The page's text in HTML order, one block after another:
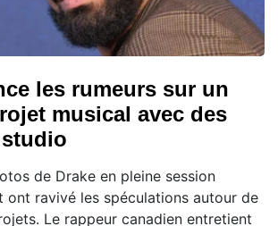
les rumeurs sur un
musical avec des
de Drake en pleine session
ont ravivé les spéculations autour de
Le rappeur canadien entretient